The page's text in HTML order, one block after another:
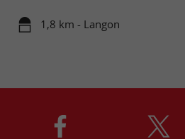
1,8 km - Langon